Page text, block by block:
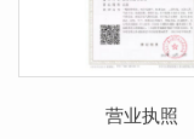
营业执照